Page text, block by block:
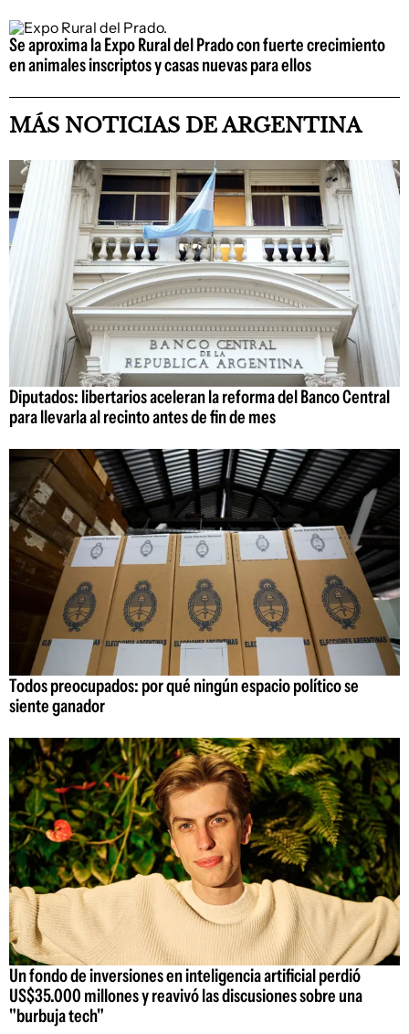
Se aproxima la Expo Rural del Prado con fuerte crecimiento
en animales inscriptos y casas nuevas para ellos
MÁS NOTICIAS DE ARGENTINA
Diputados: libertarios aceleran la reforma del Banco Central
para llevarla al recinto antes de fin de mes
Todos preocupados: por qué ningún espacio político se
siente ganador
Un fondo de inversiones en inteligencia artificial perdió
US$35.000 millones y reavivó las discusiones sobre una
"burbuja tech"